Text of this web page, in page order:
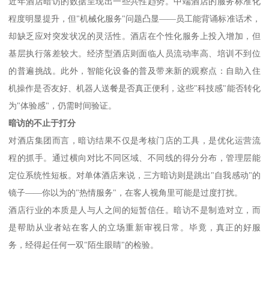
程度明显提升，但"机械化服务"问题凸显——员工能背诵标准话术，
却缺乏应对突发状况的灵活性。酒店在个性化服务上投入增加，但
基层执行落差较大。经济型酒店则面临人员流动率高、培训不到位
的普遍挑战。此外，智能化设备的普及带来新的观察点：自助入住
机操作是否友好、机器人送餐是否真正便利，这些"科技感"能否转化
为"体验感"，仍需时间验证。
暗访的不止于打分
对酒店集团而言，暗访结果不仅是考核门店的工具，是优化运营流
程的抓手。通过横向对比不同区域、不同线的得分分布，管理层能
定位系统性短板。对单体酒店来说，三方暗访则是跳出"自我感动"的
镜子——你以为的"热情服务"，在客人视角里可能是过度打扰。
酒店行业的本质是人与人之间的短暂信任。暗访不是制造对立，而
是帮助从业者站在客人的立场重新审视日常。毕竟，真正的好服
务，经得起任何一双"陌生眼睛"的检验。